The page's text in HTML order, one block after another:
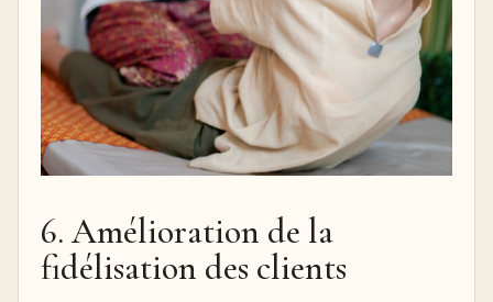
6. Amélioration de la
fidélisation des clients